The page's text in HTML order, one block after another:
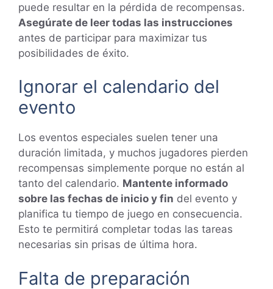
puede resultar en la pérdida de recompensas.
Asegúrate de leer todas las instrucciones
antes de participar para maximizar tus
posibilidades de éxito.
Ignorar el calendario del
evento
Los eventos especiales suelen tener una
duración limitada, y muchos jugadores pierden
recompensas simplemente porque no están al
tanto del calendario. Mantente informado
sobre las fechas de inicio y fin del evento y
planifica tu tiempo de juego en consecuencia.
Esto te permitirá completar todas las tareas
necesarias sin prisas de última hora.
Falta de preparación